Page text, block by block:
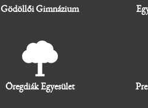
Gödöllői Gimnázium
Öregdiák Egyesület